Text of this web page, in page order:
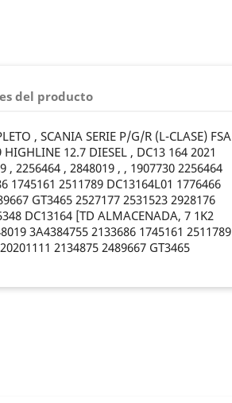
del producto
, SCANIA SERIE P/G/R (L-CLASE) FSA
HIGHLINE 12.7 DIESEL , DC13 164 2021
, 2256464 , 2848019 , , 1907730 2256464
1745161 2511789 DC13164L01 1776466
GT3465 2527177 2531523 2928176
DC13164 [TD ALMACENADA, 7 1K2
3A4384755 2133686 1745161 2511789
2134875 2489667 GT3465